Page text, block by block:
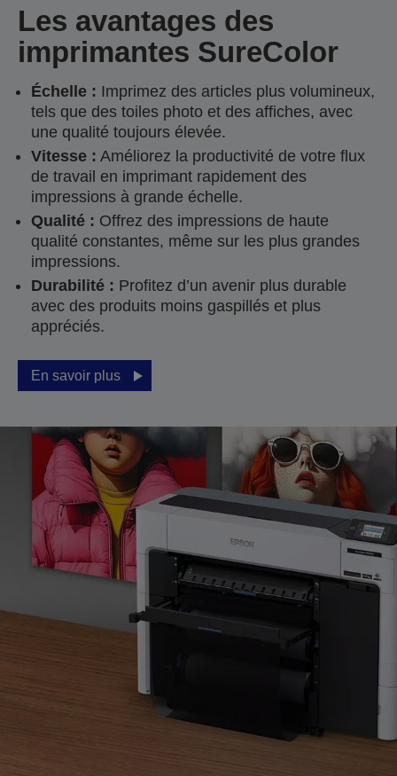
Les avantages des
imprimantes SureColor
Échelle : Imprimez des articles plus volumineux,
tels que des toiles photo et des affiches, avec
une qualité toujours élevée.
Vitesse : Améliorez la productivité de votre flux
de travail en imprimant rapidement des
impressions à grande échelle.
Qualité : Offrez des impressions de haute
qualité constantes, même sur les plus grandes
impressions.
Durabilité : Profitez d’un avenir plus durable
avec des produits moins gaspillés et plus
appréciés.
En savoir plus